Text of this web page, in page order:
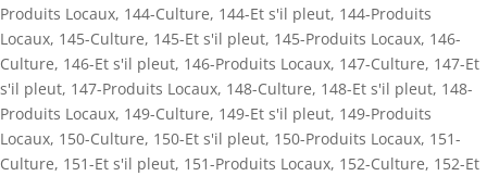
Produits Locaux, 144-Culture, 144-Et s'il pleut, 144-Produits
Locaux, 145-Culture, 145-Et s'il pleut, 145-Produits Locaux, 146-
Culture, 146-Et s'il pleut, 146-Produits Locaux, 147-Culture, 147-Et
s'il pleut, 147-Produits Locaux, 148-Culture, 148-Et s'il pleut, 148-
Produits Locaux, 149-Culture, 149-Et s'il pleut, 149-Produits
Locaux, 150-Culture, 150-Et s'il pleut, 150-Produits Locaux, 151-
Culture, 151-Et s'il pleut, 151-Produits Locaux, 152-Culture, 152-Et